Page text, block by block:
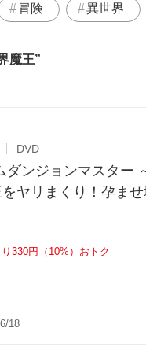
冒険 異世界
魔王
DVD
ダンジョンマスター
ヤリまくり！孕ま
330円（10%）おトク
18